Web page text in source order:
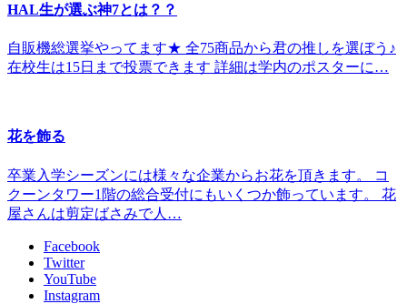
HAL生が選ぶ神7とは？？
自販機総選挙やってます★ 全75商品から君の推しを選ぼう♪
在校生は15日まで投票できます 詳細は学内のポスターに…
花を飾る
卒業入学シーズンには様々な企業からお花を頂きます。 コ
クーンタワー1階の総合受付にもいくつか飾っています。 花
屋さんは剪定ばさみで人…
Facebook
Twitter
YouTube
Instagram